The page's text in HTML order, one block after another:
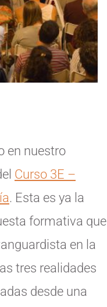
en nuestro
Curso 3E –
. Esta es ya la
formativa que
en la
tres realidades
desde una